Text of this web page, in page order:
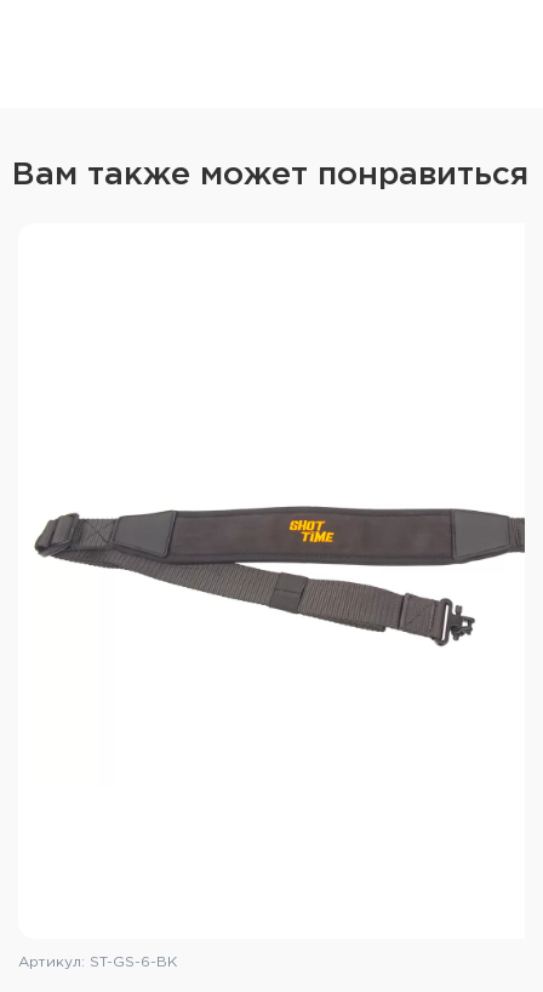
Вам также может понравиться
Артикул: ST-GS-6-BK